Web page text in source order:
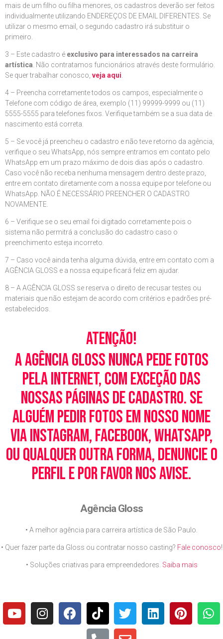
mais de um filho ou filha menores, os cadastros deverão ser feitos
individualmente utilizando ENDEREÇOS DE EMAIL DIFERENTES. Se
utilizar o mesmo email, o segundo cadastro irá substituir o
primeiro.
3 – Este cadastro é exclusivo para interessados na carreira
artística . Não contratamos funcionários através deste formulário.
Se quer trabalhar conosco, veja aqui
4 – Preencha corretamente todos os campos, especialmente o
Telefone com código de área, exemplo (11) 99999-9999 ou (11)
5555-5555 para telefones fixos. Verifique também se a sua data de
nascimento está correta.
5 – Se você já preencheu o cadastro e não teve retorno da agência,
verifique o seu WhatsApp, nós sempre entramos em contato pelo
WhatsApp em um prazo máximo de dois dias após o cadastro.
Caso você não receba nenhuma mensagem dentro deste prazo,
entre em contato diretamente com a nossa equipe por telefone ou
WhatsApp. NÃO É NECESSÁRIO PREENCHER O CADASTRO
NOVAMENTE.
6 – Verifique se o seu email foi digitado corretamente pois o
sistema não permitrá a conclusão do cadastro caso o
preenchimento esteja incorreto.
7 – Caso você ainda tenha alguma dúvida, entre em contato com a
AGÊNCIA GLOSS e a nossa equipe ficará feliz em ajudar.
8 – A AGÊNCIA GLOSS se reserva o direito de recusar testes ou
materiais que não estejam de acordo com critérios e padrões pré-
estabelecidos.
Atenção!
A Agência Gloss nunca pede fotos
pela Internet, com exceção das
nossas páginas de cadastro. Se
alguém pedir fotos em nosso nome
via Instagram, Facebook, WhatsApp,
ou qualquer outra forma, denuncie o
perfil e por favor nos avise.
Agência Gloss
• A melhor agência para carreira artística de São Paulo.
• Quer fazer parte da Gloss ou contratar nosso casting? Fale conosco!
• Soluções criativas para empreendedores. Saiba mais